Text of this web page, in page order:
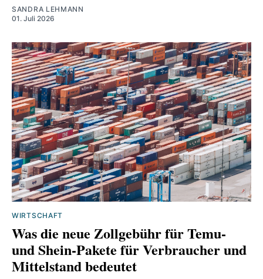
SANDRA LEHMANN
01. Juli 2026
WIRTSCHAFT
Was die neue Zollgebühr für Temu‑
und Shein‑Pakete für Verbraucher und
Mittelstand bedeutet